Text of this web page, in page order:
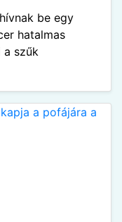
be egy
hatalmas
a szűk